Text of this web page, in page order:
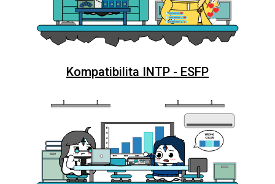
Kompatibilita INTP - ESFP